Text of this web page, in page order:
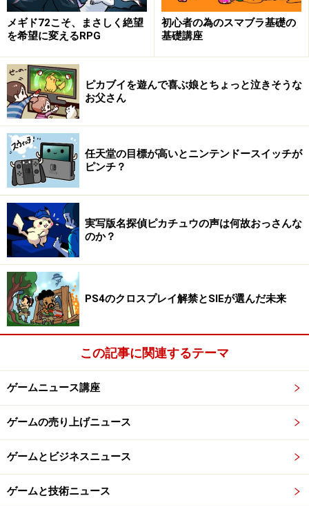
メギド72こそ、まさしく絶望
を希望に変えるRPG
初心者の為のスマブラ基礎の
基礎講座
ピカブイを遊んで喜ぶ娘とちょっと泣きそうな
お父さん
任天堂の目標が高いとニンテンドースイッチが
ピンチ？
実写版名探偵ピカチュウの声は何故おっさんな
のか？
PS4のクロスプレイ解禁とSIEが選んだ未来
この記事に関連するテーマ
ゲームニュース講座
ゲームの売り上げニュース
ゲームとビジネスニュース
ゲームと技術ニュース